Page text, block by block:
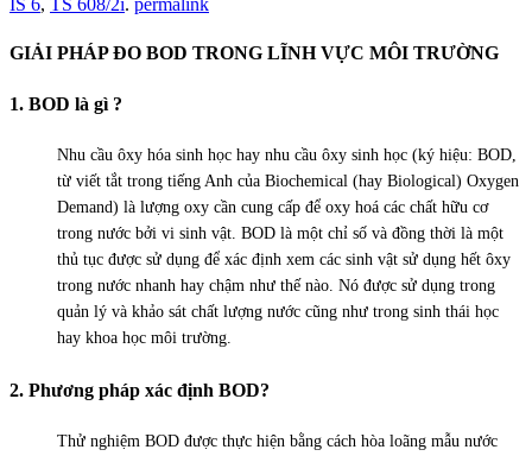
GIẢI PHÁP ĐO BOD TRONG LĨNH VỰC MÔI TRƯỜNG
1. BOD là gì ?
Nhu cầu ôxy hóa sinh học hay nhu cầu ôxy sinh học (ký hiệu: BOD,
từ viết tắt trong tiếng Anh của Biochemical (hay Biological) Oxygen
Demand) là lượng oxy cần cung cấp để oxy hoá các chất hữu cơ
trong nước bởi vi sinh vật. BOD là một chỉ số và đồng thời là một
thủ tục được sử dụng để xác định xem các sinh vật sử dụng hết ôxy
trong nước nhanh hay chậm như thế nào. Nó được sử dụng trong
quản lý và khảo sát chất lượng nước cũng như trong sinh thái học
hay khoa học môi trường.
2. Phương pháp xác định BOD?
Thử nghiệm BOD được thực hiện bằng cách hòa loãng mẫu nước